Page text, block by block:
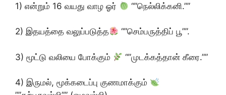
1) என்றும் 16 வயது வாழ ஓர் “”நெல்லிக்கனி.””
2) இதயத்தை வலுப்படுத்த “”செம்பருத்திப் பூ””.
3) மூட்டு வலியை போக்கும் “”முடக்கத்தான் கீரை.””
4) இருமல், மூக்கடைப்பு குணமாக்கும்